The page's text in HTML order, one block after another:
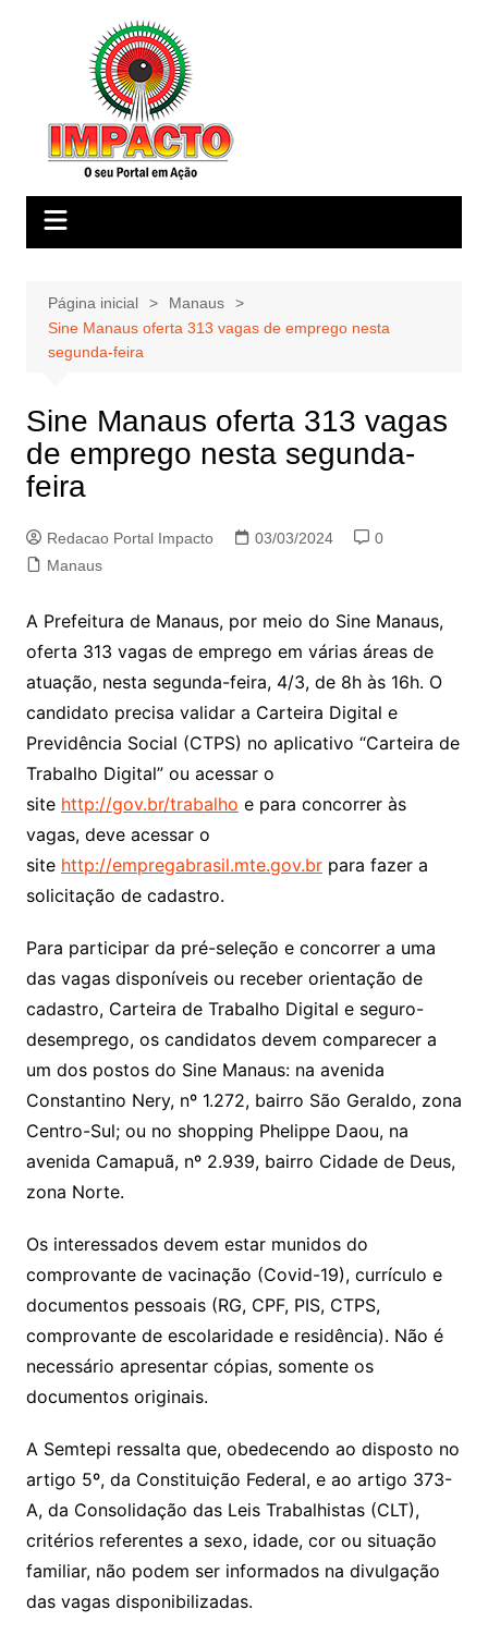
Página inicial
Manaus
Sine Manaus oferta 313 vagas de emprego nesta
segunda-feira
Sine Manaus oferta 313 vagas
de emprego nesta segunda-
feira
Redacao Portal Impacto 03/03/2024
0
Manaus
A Prefeitura de Manaus, por meio do Sine Manaus,
oferta 313 vagas de emprego em várias áreas de
atuação, nesta segunda-feira, 4/3, de 8h às 16h. O
candidato precisa validar a Carteira Digital e
Previdência Social (CTPS) no aplicativo “Carteira de
Trabalho Digital” ou acessar o
site http://gov.br/trabalho e para concorrer às
vagas, deve acessar o
site http://empregabrasil.mte.gov.brpara fazer a
solicitação de cadastro.
Para participar da pré-seleção e concorrer a uma
das vagas disponíveis ou receber orientação de
cadastro, Carteira de Trabalho Digital e seguro-
desemprego, os candidatos devem comparecer a
um dos postos do Sine Manaus: na avenida
Constantino Nery, nº 1.272, bairro São Geraldo, zona
Centro-Sul; ou no shopping Phelippe Daou, na
avenida Camapuã, nº 2.939, bairro Cidade de Deus,
zona Norte.
Os interessados devem estar munidos do
comprovante de vacinação (Covid-19), currículo e
documentos pessoais (RG, CPF, PIS, CTPS,
comprovante de escolaridade e residência). Não é
necessário apresentar cópias, somente os
documentos originais.
A Semtepi ressalta que, obedecendo ao disposto no
artigo 5º, da Constituição Federal, e ao artigo 373-
A, da Consolidação das Leis Trabalhistas (CLT),
critérios referentes a sexo, idade, cor ou situação
familiar, não podem ser informados na divulgação
das vagas disponibilizadas.